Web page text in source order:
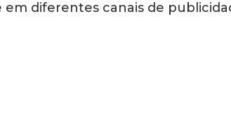
diferentes canais de